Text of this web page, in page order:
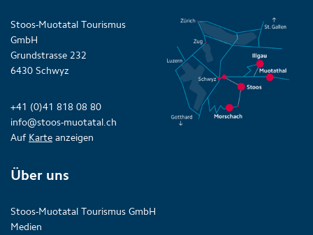
Stoos-Muotatal Tourismus
GmbH
Grundstrasse 232
6430 Schwyz
+41 (0)41 818 08 80
info@stoos-muotatal.ch
Auf Karte anzeigen
Über uns
Stoos-Muotatal Tourismus GmbH
Medien